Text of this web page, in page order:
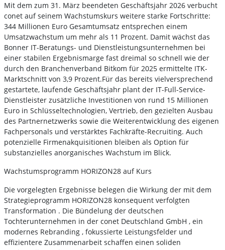
Mit dem zum 31. März beendeten Geschäftsjahr 2026 verbucht
conet auf seinem Wachstumskurs weitere starke Fortschritte:
344 Millionen Euro Gesamtumsatz entsprechen einem
Umsatzwachstum um mehr als 11 Prozent. Damit wächst das
Bonner IT-Beratungs- und Dienstleistungsunternehmen bei
einer stabilen Ergebnismarge fast dreimal so schnell wie der
durch den Branchenverband Bitkom für 2025 ermittelte ITK-
Marktschnitt von 3,9 Prozent.Für das bereits vielversprechend
gestartete, laufende Geschäftsjahr plant der IT-Full-Service-
Dienstleister zusätzliche Investitionen von rund 15 Millionen
Euro in Schlüsseltechnologien, Vertrieb, den gezielten Ausbau
des Partnernetzwerks sowie die Weiterentwicklung des eigenen
Fachpersonals und verstärktes Fachkräfte-Recruiting. Auch
potenzielle Firmenakquisitionen bleiben als Option für
substanzielles anorganisches Wachstum im Blick.
Wachstumsprogramm HORIZON28 auf Kurs
Die vorgelegten Ergebnisse belegen die Wirkung der mit dem
Strategieprogramm HORIZON28 konsequent verfolgten
Transformation . Die Bündelung der deutschen
Tochterunternehmen in der conet Deutschland GmbH , ein
modernes Rebranding , fokussierte Leistungsfelder und
effizientere Zusammenarbeit schaffen einen soliden